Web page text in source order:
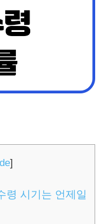
]
령 시기는 언제일